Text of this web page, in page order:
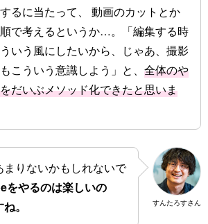
るに当たって、 動画のカットとか
で考えるというか…。「編集する時
いう風にしたいから、じゃあ、撮影
こういう意識しよう」と、 全体のや
だいぶメソッド化できたと思いま
すんたろすさん
まりないかもしれないで
をやるのは楽しいの
。